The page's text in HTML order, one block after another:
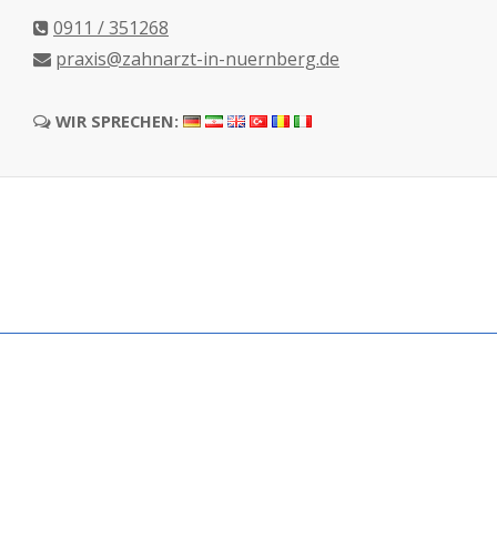
0911 / 351268
praxis@zahnarzt-in-nuernberg.de
WIR SPRECHEN: